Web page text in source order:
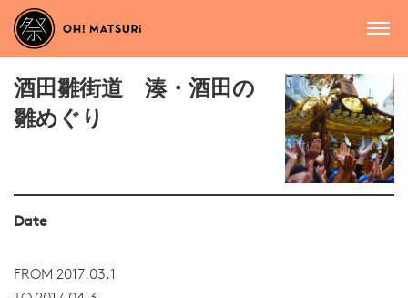
酒田雛街道 湊・酒田の
雛めぐり
Date
FROM 2017.03.1